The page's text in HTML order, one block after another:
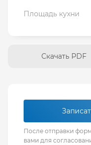
Площадь кухни
Скачать PDF
После отправки
вами для